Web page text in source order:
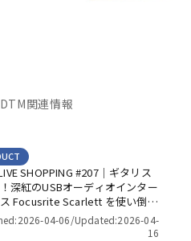
関連情報
SHOPPING #207｜ギタリス
深紅のUSBオーディオインター
Focusrite Scarlett を使い倒
by パワーレック】
04-06/Updated:2026-04-
16